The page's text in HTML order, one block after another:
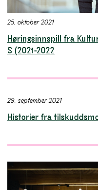
25. oktober 2021
Høringsinnspill fra
S (2021-2022
29. september 2021
Historier fra